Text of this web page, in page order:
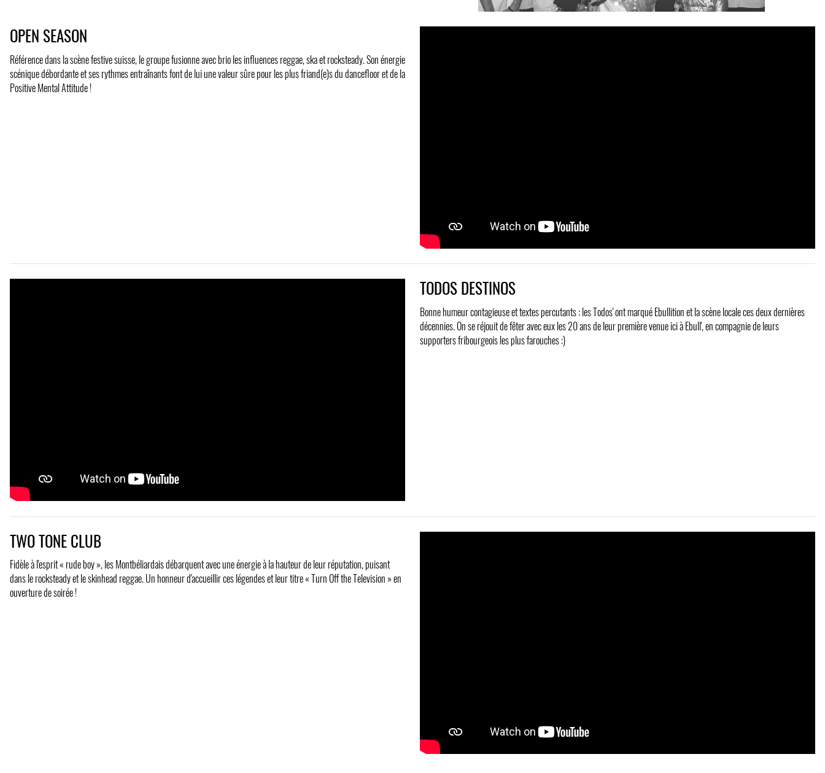
OPEN SEASON
Référence dans la scène festive suisse, le groupe fusionne avec brio les influences reggae, ska et rocksteady. Son énergie
scénique débordante et ses rythmes entraînants font de lui une valeur sûre pour les plus friand(e)s du dancefloor et de la
Positive Mental Attitude !
TODOS DESTINOS
Bonne humeur contagieuse et textes percutants : les Todos' ont marqué Ebullition et la scène locale ces deux dernières
décennies. On se réjouit de fêter avec eux les 20 ans de leur première venue ici à Ebull', en compagnie de leurs
supporters fribourgeois les plus farouches :)
TWO TONE CLUB
Fidèle à l'esprit « rude boy », les Montbéliardais débarquent avec une énergie à la hauteur de leur réputation, puisant
dans le rocksteady et le skinhead reggae. Un honneur d'accueillir ces légendes et leur titre « Turn Off the Television » en
ouverture de soirée !